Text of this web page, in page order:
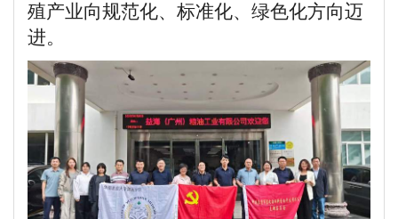
殖产业向规范化、标准化、绿色化方向迈
进。